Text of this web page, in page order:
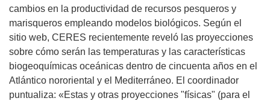
a
v
e
n
t
a
n
a
b
r
i
r
á
e
cambios en la productividad de recursos pesqueros y
marisqueros empleando modelos biológicos. Según el
sitio web, CERES recientemente reveló las proyecciones
sobre cómo serán las temperaturas y las características
biogeoquímicas oceánicas dentro de cincuenta años en el
Atlántico nororiental y el Mediterráneo. El coordinador
puntualiza: «Estas y otras proyecciones "físicas" (para el